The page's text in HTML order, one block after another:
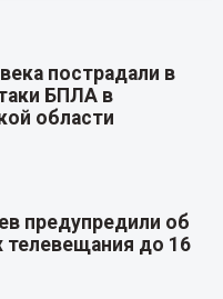
пострадали в
БПЛА в
области
предупредили об
телевещания до 16